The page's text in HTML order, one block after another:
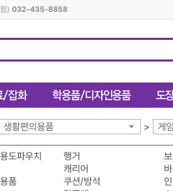
) 032-435-8858
생활편의용품 > 게
도파우치 행거
캐리어
품
쿠션/방석